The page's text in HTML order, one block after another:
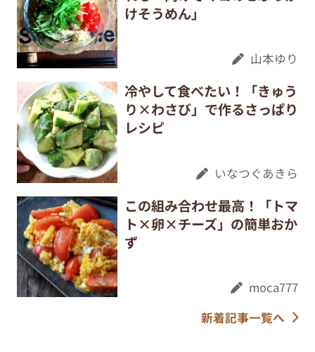
けそうめん」
山本ゆり
冷やして食べたい！「きゅう
り×わさび」で作るさっぱり
レシピ
いなつぐあきら
この組み合わせ最高！「トマ
ト×卵×チーズ」の簡単おか
ず
moca777
新着記事一覧へ